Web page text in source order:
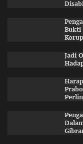
Bukti
Jadi